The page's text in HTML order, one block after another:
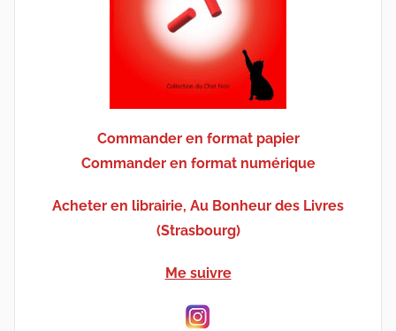
Commander en format papier
Commander en format numérique
Acheter en librairie, Au Bonheur des Livres
(Strasbourg)
Me suivre